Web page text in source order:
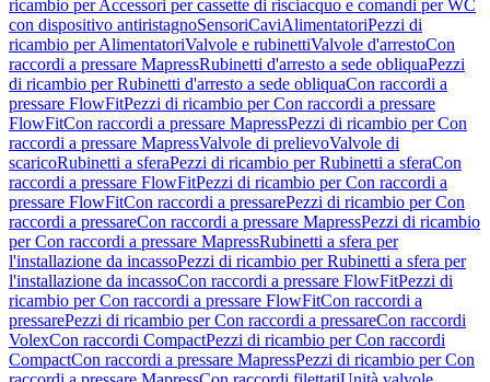
ricambio per Accessori per cassette di risciacquo e comandi per WC
con dispositivo antiristagnoSensoriCaviAlimentatoriPezzi di
ricambio per AlimentatoriValvole e rubinettiValvole d'arrestoCon
raccordi a pressare MapressRubinetti d'arresto a sede obliquaPezzi
di ricambio per Rubinetti d'arresto a sede obliquaCon raccordi a
pressare FlowFitPezzi di ricambio per Con raccordi a pressare
FlowFitCon raccordi a pressare MapressPezzi di ricambio per Con
raccordi a pressare MapressValvole di prelievoValvole di
scaricoRubinetti a sferaPezzi di ricambio per Rubinetti a sferaCon
raccordi a pressare FlowFitPezzi di ricambio per Con raccordi a
pressare FlowFitCon raccordi a pressarePezzi di ricambio per Con
raccordi a pressareCon raccordi a pressare MapressPezzi di ricambio
per Con raccordi a pressare MapressRubinetti a sfera per
l'installazione da incassoPezzi di ricambio per Rubinetti a sfera per
l'installazione da incassoCon raccordi a pressare FlowFitPezzi di
ricambio per Con raccordi a pressare FlowFitCon raccordi a
pressarePezzi di ricambio per Con raccordi a pressareCon raccordi
VolexCon raccordi CompactPezzi di ricambio per Con raccordi
CompactCon raccordi a pressare MapressPezzi di ricambio per Con